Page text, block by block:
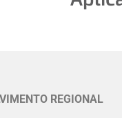
REGIONAL